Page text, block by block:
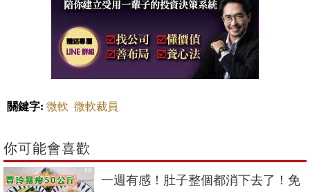
關鍵字: 微軟 微軟裁員
你可能會喜歡
PR
一週有感！肚子整個都消下去了！免